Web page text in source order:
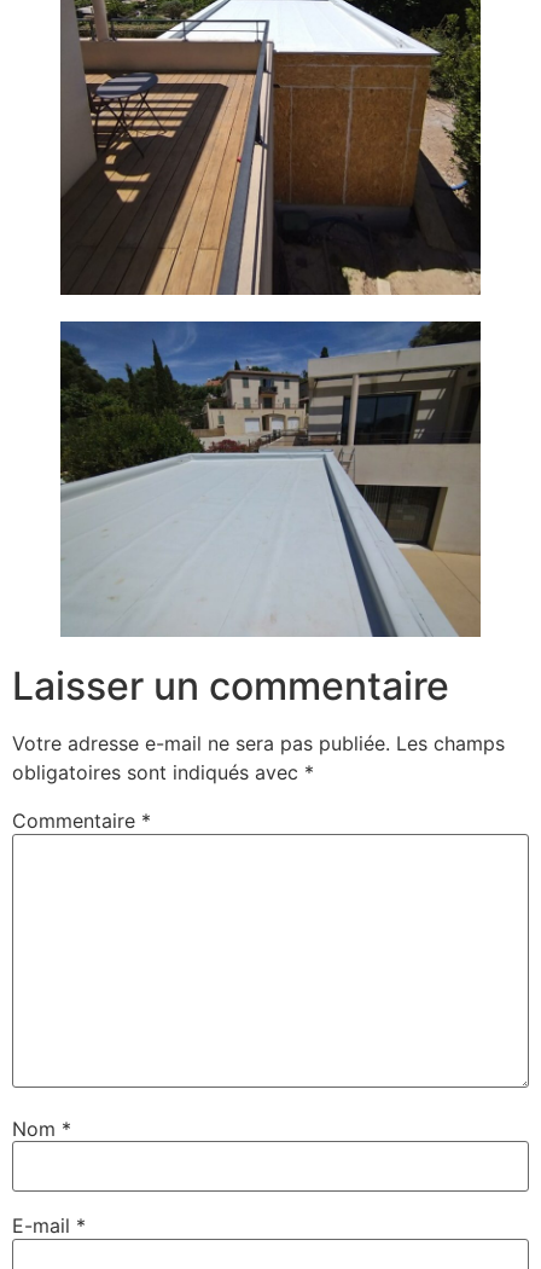
Laisser un commentaire
Votre adresse e-mail ne sera pas publiée. Les champs
obligatoires sont indiqués avec *
Commentaire *
Nom *
E-mail *